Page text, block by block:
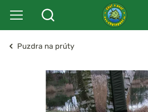
Puzdra na prúty